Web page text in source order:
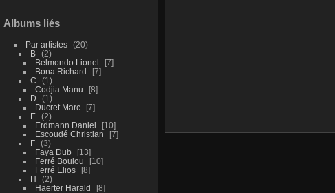
Albums liés
Par artistes
20
B
2
Belmondo Lionel
7
Bona Richard
7
C
1
Codjia Manu
8
D
1
Ducret Marc
7
E
2
Erdmann Daniel
10
Escoudé Christian
7
F
3
Faya Dub
13
Ferré Boulou
10
Ferré Elios
8
H
2
Haerter Harald
8